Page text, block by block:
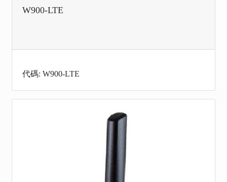
W900-LTE
代碼: W900-LTE